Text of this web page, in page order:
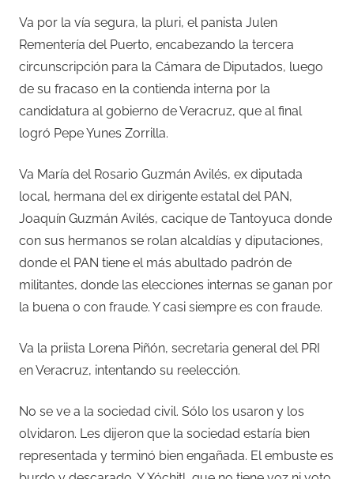
Va por la vía segura, la pluri, el panista Julen
Rementería del Puerto, encabezando la tercera
circunscripción para la Cámara de Diputados, luego
de su fracaso en la contienda interna por la
candidatura al gobierno de Veracruz, que al final
logró Pepe Yunes Zorrilla.
Va María del Rosario Guzmán Avilés, ex diputada
local, hermana del ex dirigente estatal del PAN,
Joaquín Guzmán Avilés, cacique de Tantoyuca donde
con sus hermanos se rolan alcaldías y diputaciones,
donde el PAN tiene el más abultado padrón de
militantes, donde las elecciones internas se ganan por
la buena o con fraude. Y casi siempre es con fraude.
Va la priista Lorena Piñón, secretaria general del PRI
en Veracruz, intentando su reelección.
No se ve a la sociedad civil. Sólo los usaron y los
olvidaron. Les dijeron que la sociedad estaría bien
representada y terminó bien engañada. El embuste es